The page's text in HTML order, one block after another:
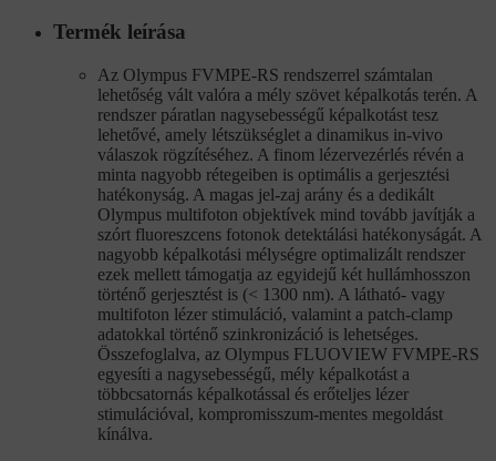
Termék leírása
Az Olympus FVMPE-RS rendszerrel számtalan
lehetőség vált valóra a mély szövet képalkotás terén. A
rendszer páratlan nagysebességű képalkotást tesz
lehetővé, amely létszükséglet a dinamikus in-vivo
válaszok rögzítéséhez. A finom lézervezérlés révén a
minta nagyobb rétegeiben is optimális a gerjesztési
hatékonyság. A magas jel-zaj arány és a dedikált
Olympus multifoton objektívek mind tovább javítják a
szórt fluoreszcens fotonok detektálási hatékonyságát. A
nagyobb képalkotási mélységre optimalizált rendszer
ezek mellett támogatja az egyidejű két hullámhosszon
történő gerjesztést is (< 1300 nm). A látható- vagy
multifoton lézer stimuláció, valamint a patch-clamp
adatokkal történő szinkronizáció is lehetséges.
Összefoglalva, az Olympus FLUOVIEW FVMPE-RS
egyesíti a nagysebességű, mély képalkotást a
többcsatornás képalkotással és erőteljes lézer
stimulációval, kompromisszum-mentes megoldást
kínálva.